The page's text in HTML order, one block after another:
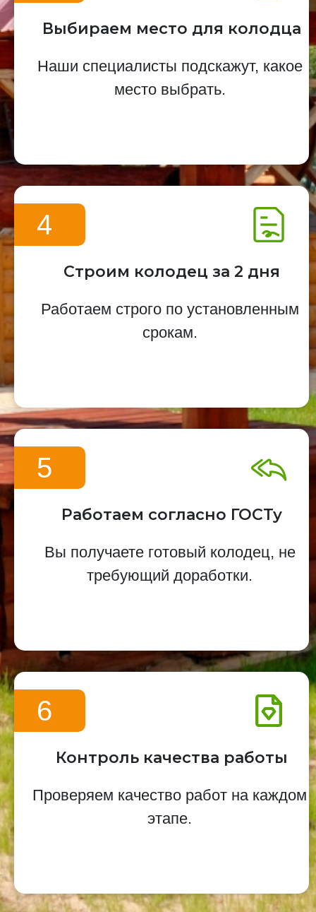
Выбираем место для колодца
Наши специалисты подскажут, какое
место выбрать.
4
Строим колодец за 2 дня
Работаем строго по установленным
срокам.
5
Работаем согласно ГОСТу
Вы получаете готовый колодец, не
требующий доработки.
6
Контроль качества работы
Проверяем качество работ на каждом
этапе.